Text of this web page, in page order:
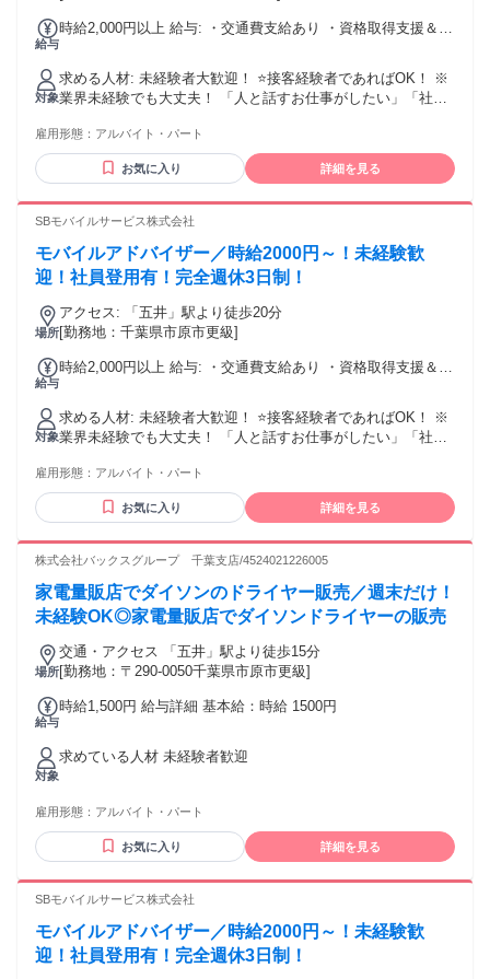
給与
時給2,000円以上 給与: ・交通費支給あり ・資格取得支援＆手
対象
求める人材: 未経験者大歓迎！ ⭐接客経験者であればOK！ ※
業界未経験でも大丈夫！ 「人と話すお仕事がしたい」「社会
上心ある方大歓迎！
雇用形態： アルバイト・パート
お気に入り 詳細を見る
SBモバイルサービス株式会社
モバイルアドバイザー／時給2000円～！未経験歓
迎！社員登用有！完全週休3日制！
場所
アクセス: 「五井」駅より徒歩20分
[勤務地：千葉県市原市更級]
給与
時給2,000円以上 給与: ・交通費支給あり ・資格取得支援＆手
対象
求める人材: 未経験者大歓迎！ ⭐接客経験者であればOK！ ※
業界未経験でも大丈夫！ 「人と話すお仕事がしたい」「社会
上心ある方大歓迎！
雇用形態： アルバイト・パート
お気に入り 詳細を見る
株式会社バックスグループ 千葉支店/4524021226005
家電量販店でダイソンのドライヤー販売／週末だけ！
未経験OK◎家電量販店でダイソンドライヤーの販売
場所
交通・アクセス 「五井」駅より徒歩15分
[勤務地：〒290-0050千葉県市原市更級]
給与
時給1,500円 給与詳細 基本給：時給 1500円
対象
求めている人材 未経験者歓迎
雇用形態： アルバイト・パート
お気に入り 詳細を見る
SBモバイルサービス株式会社
モバイルアドバイザー／時給2000円～！未経験歓
迎！社員登用有！完全週休3日制！